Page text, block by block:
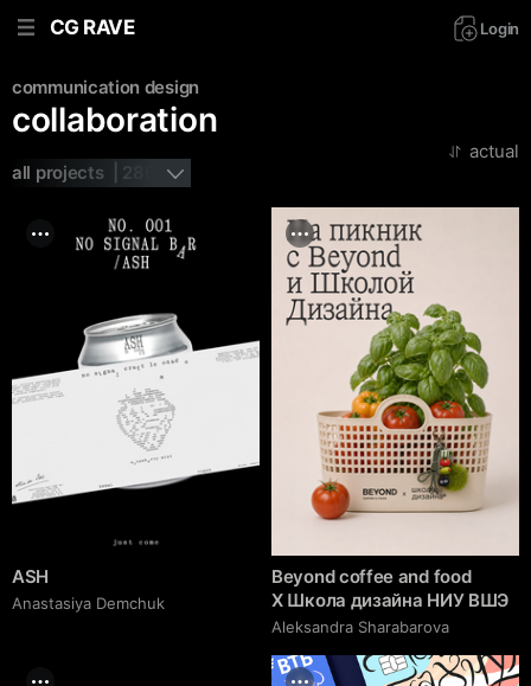
CG RAVE Login
communication design
collaboration
all projects  | 286
actual
ASH
Anastasiya Demchuk
Beyond coffee and food
Х Школа дизайна НИУ ВШЭ
Aleksandra Sharabarova